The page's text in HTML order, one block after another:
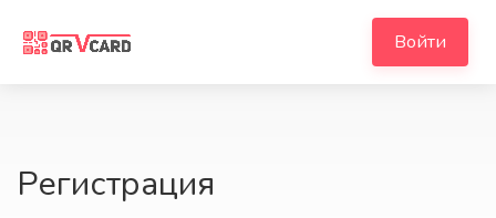
Войти
Регистрация